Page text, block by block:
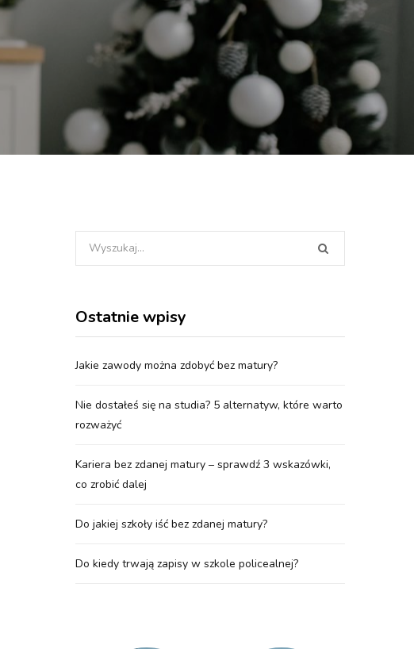
Wyszukania
Ostatnie wpisy
Jakie zawody można zdobyć bez matury?
Nie dostałeś się na studia? 5 alternatyw, które warto
rozważyć
Kariera bez zdanej matury – sprawdź 3 wskazówki,
co zrobić dalej
Do jakiej szkoły iść bez zdanej matury?
Do kiedy trwają zapisy w szkole policealnej?